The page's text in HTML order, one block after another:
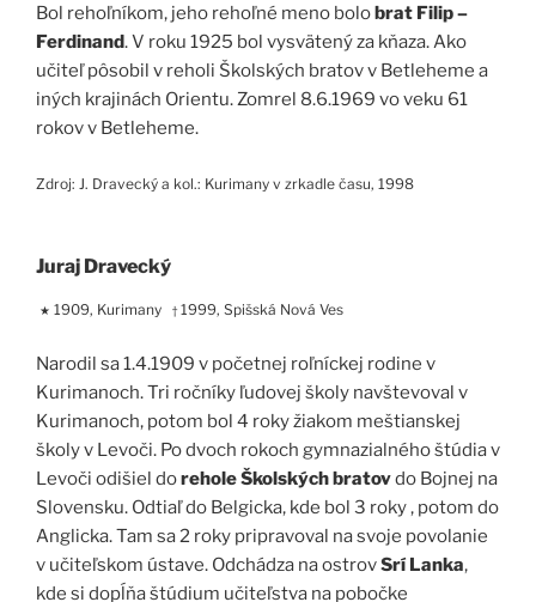
Bol rehoľníkom, jeho rehoľné meno bolobrat Filip –
Ferdinand. V roku 1925 bol vysvätený za kňaza. Ako
učiteľ pôsobil v reholi Školských bratov v Betleheme a
iných krajinách Orientu. Zomrel 8.6.1969 vo veku 61
rokov v Betleheme.
Zdroj: J. Dravecký a kol.: Kurimany v zrkadle času, 1998
Juraj Dravecký
★ 1909, Kurimany †1999, Spišská Nová Ves
Narodil sa 1.4.1909 v početnej roľníckej rodine v
Kurimanoch. Tri ročníky ľudovej školy navštevoval v
Kurimanoch, potom bol 4 roky žiakom meštianskej
školy v Levoči. Po dvoch rokoch gymnazialného štúdia v
Levoči odišiel dorehole Školských bratovdo Bojnej na
Slovensku. Odtiaľ do Belgicka, kde bol 3 roky , potom do
Anglicka. Tam sa 2 roky pripravoval na svoje povolanie
v učiteľskom ústave. Odchádza na ostrovSrí Lanka,
kde si dopĺňa štúdium učiteľstva na pobočke